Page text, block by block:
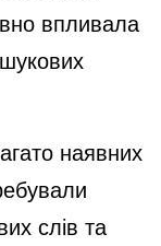
впливала
наявних
слів та